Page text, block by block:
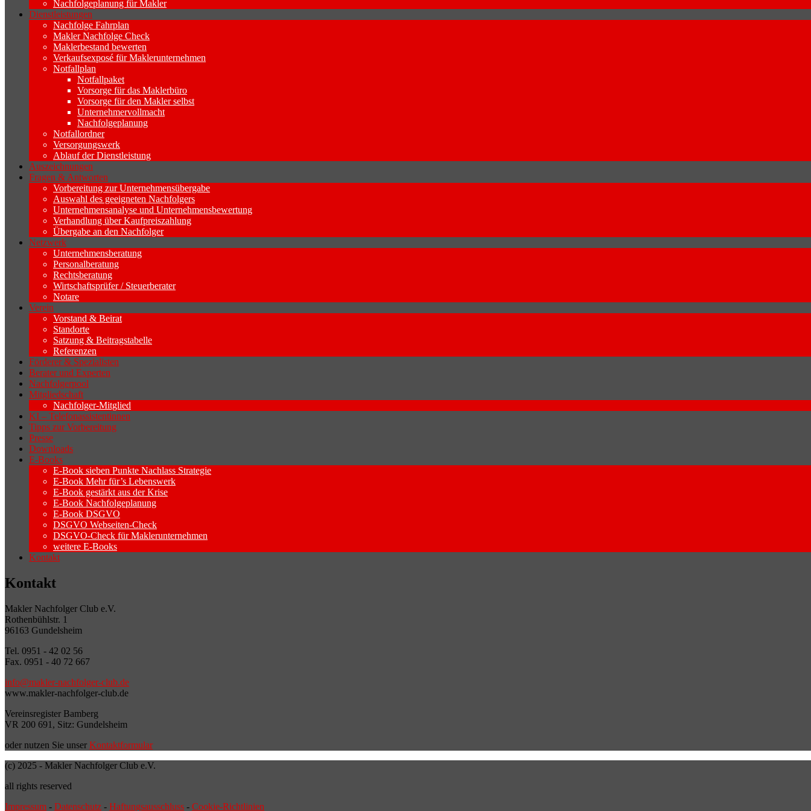
Nachfolgeplanung für Makler
Dienstleistungen
Nachfolge Fahrplan
Makler Nachfolge Check
Maklerbestand bewerten
Verkaufsexposé für Maklerunternehmen
Notfallplan
Notfallpaket
Vorsorge für das Maklerbüro
Vorsorge für den Makler selbst
Unternehmervollmacht
Nachfolgeplanung
Notfallordner
Versorgungswerk
Ablauf der Dienstleistung
Auszeichnungen
Fragen & Antworten
Vorbereitung zur Unternehmensübergabe
Auswahl des geeigneten Nachfolgers
Unternehmensanalyse und Unternehmensbewertung
Verhandlung über Kaufpreiszahlung
Übergabe an den Nachfolger
Netzwerk
Unternehmensberatung
Personalberatung
Rechtsberatung
Wirtschaftsprüfer / Steuerberater
Notare
Verein
Vorstand & Beirat
Standorte
Satzung & Beitragstabelle
Referenzen
Förderer & Spezialisten
Berater und Experten
Nachfolgerpool
Mitgliedschaft
Nachfolger-Mitglied
KI – Telefonassistentinnen
Tipps zur Vorbereitung
Presse
Downloads
E-Books
E-Book sieben Punkte Nachlass Strategie
E-Book Mehr für’s Lebenswerk
E-Book gestärkt aus der Krise
E-Book Nachfolgeplanung
E-Book DSGVO
DSGVO Webseiten-Check
DSGVO-Check für Maklerunternehmen
weitere E-Books
Kontakt
Kontakt
Makler Nachfolger Club e.V.
Rothenbühlstr. 1
96163 Gundelsheim
Tel. 0951 - 42 02 56
Fax. 0951 - 40 72 667
info@makler-nachfolger-club.de
www.makler-nachfolger-club.de
Vereinsregister Bamberg
VR 200 691, Sitz: Gundelsheim
oder nutzen Sie unser Kontaktformular
(c) 2025 - Makler Nachfolger Club e.V.
all rights reserved
Impressum - Datenschutz - Haftungsausschluss - Cookie-Richtlinien